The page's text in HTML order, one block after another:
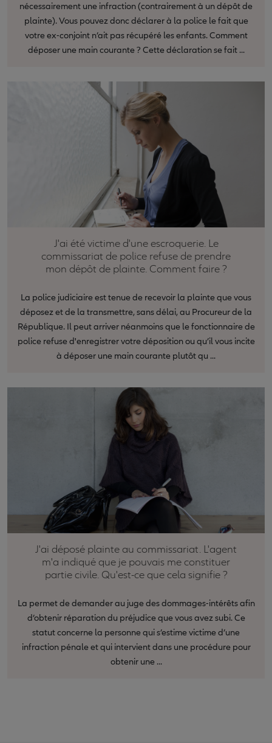
nécessairement une infraction (contrairement à un dépôt de
plainte). Vous pouvez donc déclarer à la police le fait que
votre ex-conjoint n’ait pas récupéré les enfants. Comment
déposer une main courante ? Cette déclaration se fait ...
J'ai été victime d'une escroquerie. Le
commissariat de police refuse de prendre
mon dépôt de plainte. Comment faire ?
La police judiciaire est tenue de recevoir la plainte que vous
déposez et de la transmettre, sans délai, au Procureur de la
République. Il peut arriver néanmoins que le fonctionnaire de
police refuse d'enregistrer votre déposition ou qu’il vous incite
à déposer une main courante plutôt qu ...
J'ai déposé plainte au commissariat. L'agent
m'a indiqué que je pouvais me constituer
partie civile. Qu'est-ce que cela signifie ?
La permet de demander au juge des dommages-intérêts afin
d’obtenir réparation du préjudice que vous avez subi. Ce
statut concerne la personne qui s’estime victime d’une
infraction pénale et qui intervient dans une procédure pour
obtenir une ...